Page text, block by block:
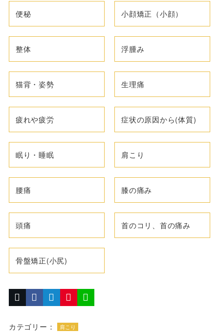
便秘 小顔矯正（小顔）
整体 浮腫み
猫背・姿勢 生理痛
疲れや疲労 症状の原因から(体質)
眠り・睡眠 肩こり
腰痛 膝の痛み
頭痛 首のコリ、首の痛み
骨盤矯正(小尻)
カテゴリー： 肩こり